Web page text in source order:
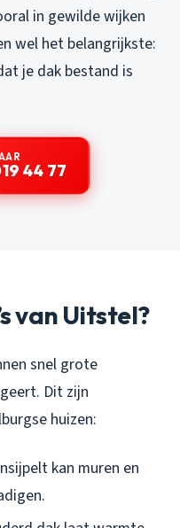
in gewilde wijken
wel het belangrijkste:
je dak bestand is
44 77
van Uitstel?
snel grote
Dit zijn
huizen:
kan muren en